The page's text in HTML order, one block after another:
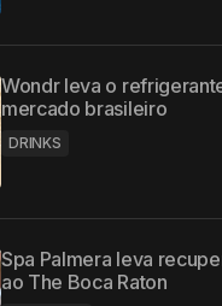
Wondr leva o
mercado brasileiro
DRINKS
Spa Palmera leva
ao The Boca Raton